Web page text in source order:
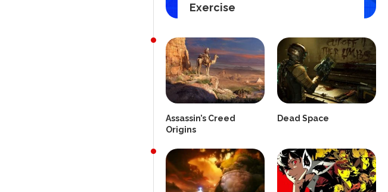
Exercise
Assassin’s Creed
Origins
Dead Space